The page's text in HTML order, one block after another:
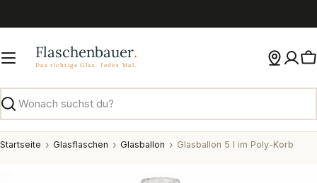
Inhalt
Suchen
Startseite Glasflaschen Glasballon Glasballon 5 l im Poly-Korb